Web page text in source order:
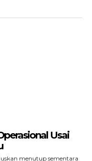
Usai
menutup sementara